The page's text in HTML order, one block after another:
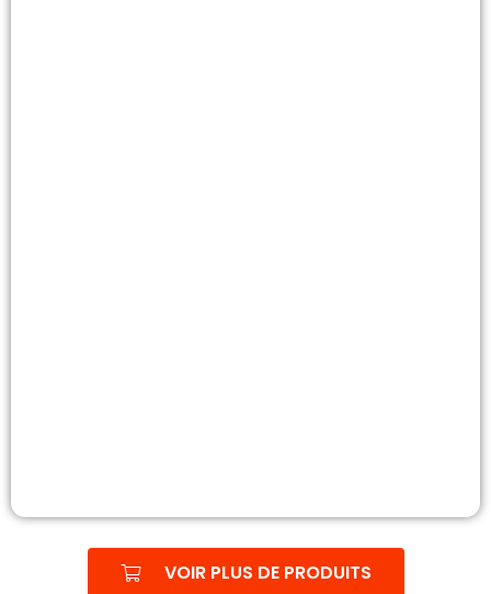
VOIR PLUS DE PRODUITS